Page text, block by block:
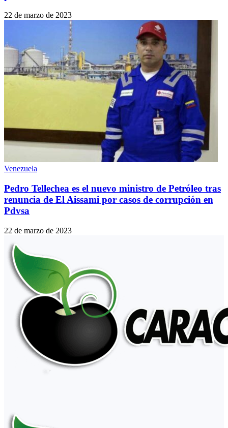
22 de marzo de 2023
Venezuela
Pedro Tellechea es el nuevo ministro de Petróleo tras
renuncia de El Aissami por casos de corrupción en
Pdvsa
22 de marzo de 2023